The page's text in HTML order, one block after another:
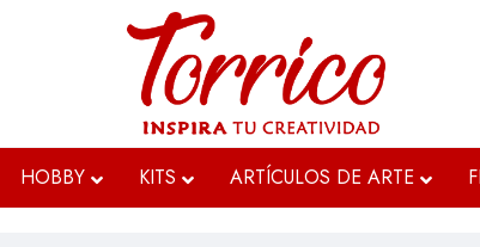
HOBBY KITS ARTÍCULOS DE ARTE